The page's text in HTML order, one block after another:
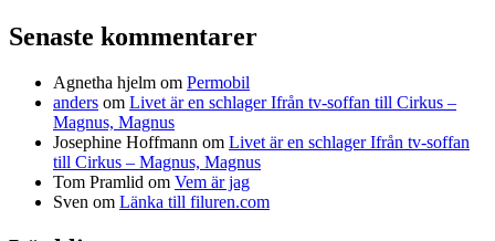
Senaste kommentarer
Agnetha hjelm om Permobil
anders om Livet är en schlager Ifrån tv-soffan till Cirkus –
Magnus, Magnus
Josephine Hoffmann om Livet är en schlager Ifrån tv-soffan
till Cirkus – Magnus, Magnus
Tom Pramlid om Vem är jag
Sven om Länka till filuren.com